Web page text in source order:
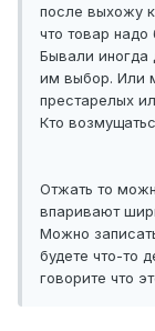
после выхожу
что товар
Бывали иногда
им выбор. Или
престарелых
Кто
Отжать то
впаривают
Можно
будете что-то
говорите что